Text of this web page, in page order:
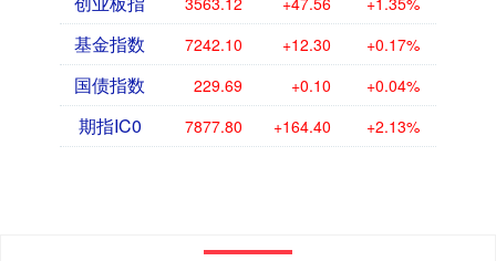
基金指数 7242.10 +12.30 +0.17%
国债指数 229.69 +0.10 +0.04%
期指IC0 7877.80 +164.40 +2.13%